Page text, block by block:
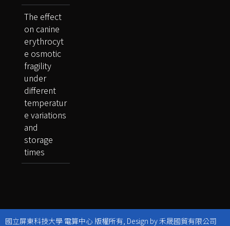
The effect
on canine
erythrocyt
e osmotic
fragility
under
different
temperatur
e variations
and
storage
times
國立屏東科技大學 電算中心 版權所有, Design by 禾晟國貿有限公司